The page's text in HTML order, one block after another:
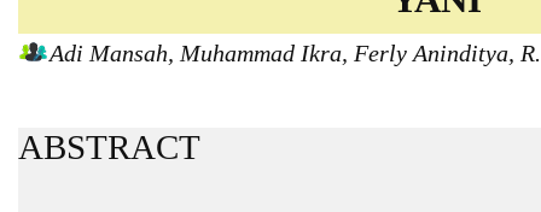
Adi Mansah, Muhammad Ikra, Ferly Aninditya,
ABSTRACT